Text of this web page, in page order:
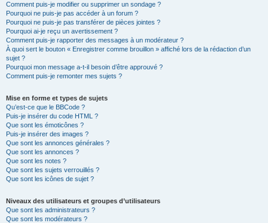
Comment puis-je modifier ou supprimer un sondage ?
Pourquoi ne puis-je pas accéder à un forum ?
Pourquoi ne puis-je pas transférer de pièces jointes ?
Pourquoi ai-je reçu un avertissement ?
Comment puis-je rapporter des messages à un modérateur ?
À quoi sert le bouton « Enregistrer comme brouillon » affiché lors de la rédaction d’un
sujet ?
Pourquoi mon message a-t-il besoin d’être approuvé ?
Comment puis-je remonter mes sujets ?
Mise en forme et types de sujets
Qu’est-ce que le BBCode ?
Puis-je insérer du code HTML ?
Que sont les émoticônes ?
Puis-je insérer des images ?
Que sont les annonces générales ?
Que sont les annonces ?
Que sont les notes ?
Que sont les sujets verrouillés ?
Que sont les icônes de sujet ?
Niveaux des utilisateurs et groupes d’utilisateurs
Que sont les administrateurs ?
Que sont les modérateurs ?